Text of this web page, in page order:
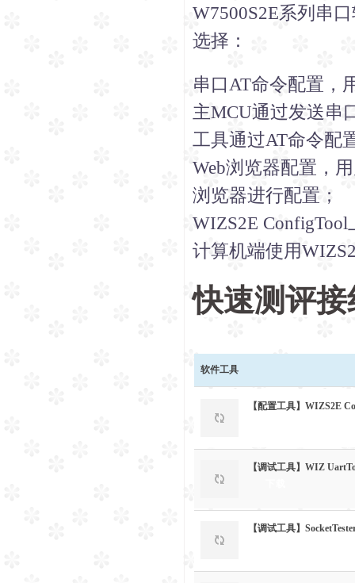
W7500S2E系列串
选择：
串口AT命令配置，
主MCU通过发送串
工具通过AT命令配
Web浏览器配置，
浏览器进行配置；
WIZS2E
计算机端使用
快速测评
软件工具
【配置工具】WIZS2E
【调试工具】WIZ
【调试工具】